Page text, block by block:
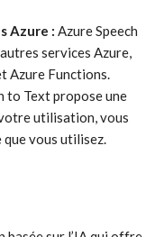
Azure : Azure Speech
services Azure,
Azure Functions.
to Text propose une
utilisation, vous
que vous utilisez.